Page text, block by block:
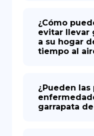
¿Cómo
evitar llevar
a su hogar
tiempo al
¿Pueden
garrapata